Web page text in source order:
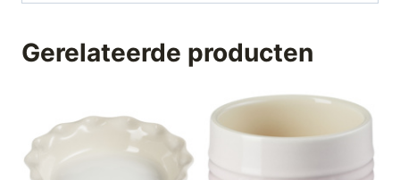
Gerelateerde producten